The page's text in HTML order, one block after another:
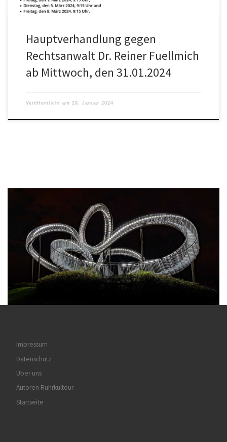
Hauptverhandlung gegen
Rechtsanwalt Dr. Reiner Fuellmich
ab Mittwoch, den 31.01.2024
Veröffentlicht am 29. Januar 2024
Impressum
Datenschutz
Über uns
Autoren Ruhrkultour
Startseite